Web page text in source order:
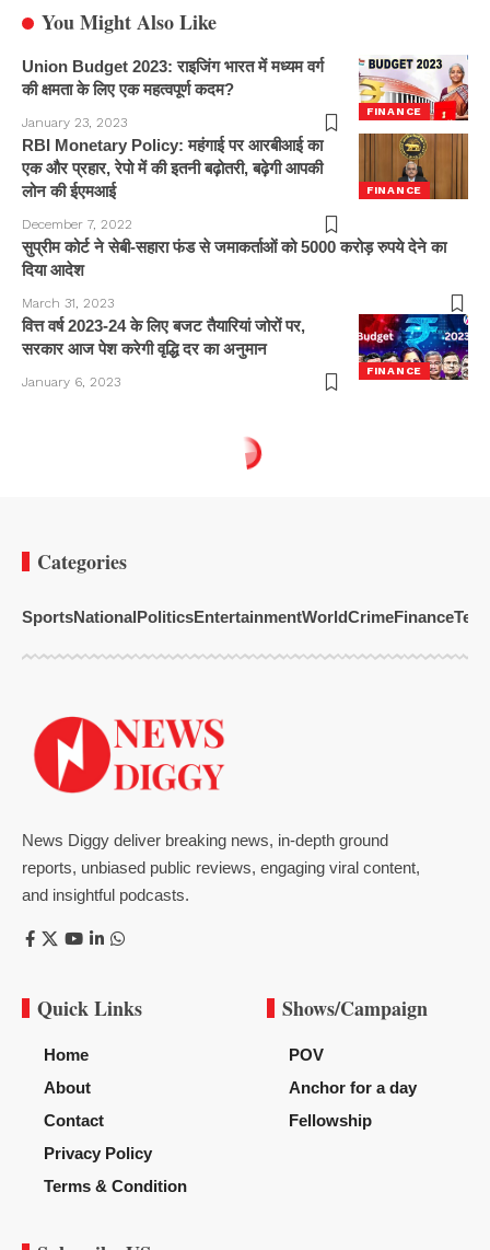
You Might Also Like
FINANCE
Union Budget 2023: राइजिंग भारत में मध्यम वर्ग
की क्षमता के लिए एक महत्वपूर्ण कदम?
January 23, 2023
FINANCE
RBI Monetary Policy: महंगाई पर आरबीआई का
एक और प्रहार, रेपो में की इतनी बढ़ोतरी, बढ़ेगी आपकी
लोन की ईएमआई
December 7, 2022
सुप्रीम कोर्ट ने सेबी-सहारा फंड से जमाकर्ताओं को 5000 करोड़ रुपये देने का
दिया आदेश
March 31, 2023
FINANCE
वित्त वर्ष 2023-24 के लिए बजट तैयारियां जोरों पर,
सरकार आज पेश करेगी वृद्धि दर का अनुमान
January 6, 2023
Categories
SportsNationalPoliticsEntertainmentWorldCrimeFinance
News Diggy deliver breaking news, in-depth ground
reports, unbiased public reviews, engaging viral content,
and insightful podcasts.
Quick Links
Home
About
Contact
Privacy Policy
Terms & Condition
Shows/Campaign
POV
Anchor for a day
Fellowship